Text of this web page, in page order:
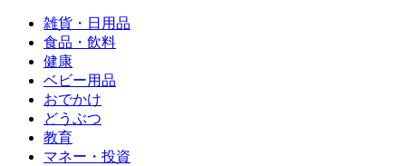
雑貨・日用品
食品・飲料
健康
ベビー用品
おでかけ
どうぶつ
教育
マネー・投資